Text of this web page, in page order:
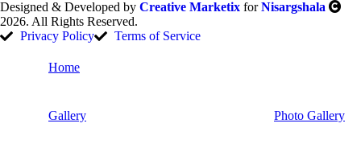
Designed & Developed by Creative Marketix forNisargshala
2026. All Rights Reserved.
Privacy Policy
Terms of Service
Home
Gallery Photo Gallery